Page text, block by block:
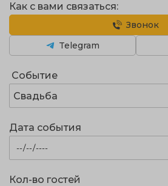
Событие
Свадьба
Дата события
Кол-во гостей
Как с вами связаться:
Звонок
Telegram